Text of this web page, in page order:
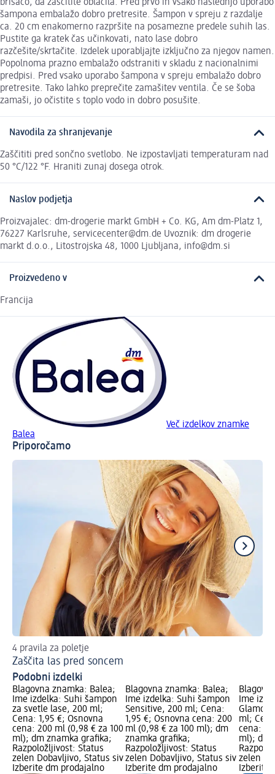
brisačo, da zaščitite oblačila. Pred prvo in vsako naslednjo uporabo
šampona embalažo dobro pretresite. Šampon v spreju z razdalje
ca. 20 cm enakomerno razpršite na posamezne predele suhih las.
Pustite ga kratek čas učinkovati, nato lase dobro
razčešite/skrtačite. Izdelek uporabljajte izključno za njegov namen.
Popolnoma prazno embalažo odstraniti v skladu z nacionalnimi
predpisi. Pred vsako uporabo šampona v spreju embalažo dobro
pretresite. Tako lahko preprečite zamašitev ventila. Če se šoba
zamaši, jo očistite s toplo vodo in dobro posušite.
Navodila za shranjevanje
Zaščititi pred sončno svetlobo. Ne izpostavljati temperaturam nad
50 °C/122 °F. Hraniti zunaj dosega otrok.
Naslov podjetja
Proizvajalec: dm-drogerie markt GmbH + Co. KG, Am dm-Platz 1,
76227 Karlsruhe, servicecenter@dm.de Uvoznik: dm drogerie
markt d.o.o., Litostrojska 48, 1000 Ljubljana, info@dm.si
Proizvedeno v
Francija
Več izdelkov znamke
Balea
Priporočamo
4 pravila za poletje
Zaščita las pred soncem
Podobni izdelki
Blagovna znamka: Balea;
Ime izdelka: Suhi šampon
za svetle lase, 200 ml;
Cena: 1,95 €; Osnovna
cena: 200 ml (0,98 € za 100
ml); dm znamka grafika;
Razpoložljivost: Status
zelen Dobavljivo, Status siv
Izberite dm prodajalno
Blagovna znamka: Balea;
Ime izdelka: Suhi šampon
Sensitive, 200 ml; Cena:
1,95 €; Osnovna cena: 200
ml (0,98 € za 100 ml); dm
znamka grafika;
Razpoložljivost: Status
zelen Dobavljivo, Status siv
Izberite dm prodajalno
Ime
ml;
cena:
ml); dm
zelen
Izberite